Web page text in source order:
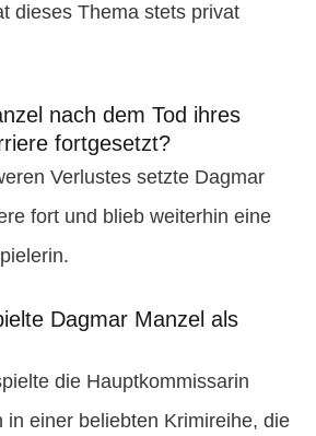
dieses Thema stets privat
nach dem Tod ihres
fortgesetzt?
Verlustes setzte Dagmar
fort und blieb weiterhin eine
Dagmar Manzel als
die Hauptkommissarin
in einer beliebten Krimireihe, die